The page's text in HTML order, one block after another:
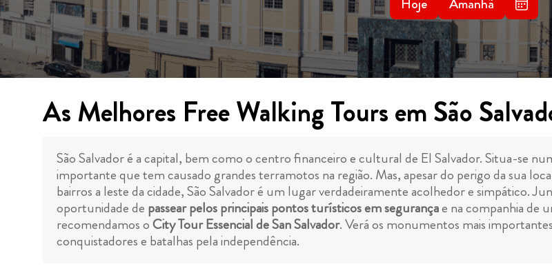
As Melhores Free Walking Tours em São
São Salvador é a capital, bem como o centro financeiro e cultural de El Salvador. Situa-se
importante que tem causado grandes terramotos na região. Mas, apesar do perigo da sua
bairros a leste da cidade, São Salvador é um lugar verdadeiramente acolhedor e simpático.
oportunidade de passear pelos principais pontos turísticos em segurançae na companhia de
recomendamos oCity Tour Essencial de San Salvador. Verá os monumentos mais
conquistadores e batalhas pela independência.